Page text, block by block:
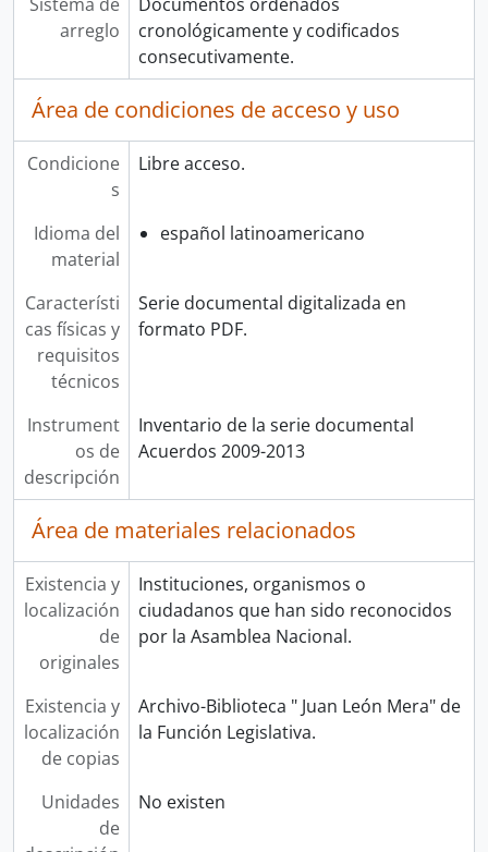
arreglo
cronológicamente y codificados
consecutivamente.
Área de condiciones de acceso y uso
Condicione
s
Libre acceso.
Idioma del
material
español latinoamericano
Característi
cas físicas y
requisitos
técnicos
Serie documental digitalizada en
formato PDF.
Instrument
os de
descripción
Inventario de la serie documental
Acuerdos 2009-2013
Área de materiales relacionados
Existencia y
localización
de
originales
Instituciones, organismos o
ciudadanos que han sido reconocidos
por la Asamblea Nacional.
Existencia y
localización
de copias
Archivo-Biblioteca " Juan León Mera" de
la Función Legislativa.
Unidades
de
No existen